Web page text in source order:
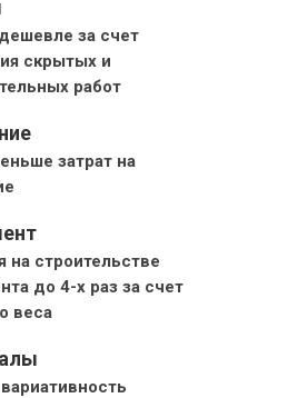
за счет
скрытых и
работ
затрат на
на строительстве
до 4-х раз за счет
веса